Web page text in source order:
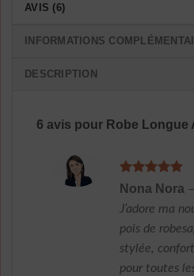
AVIS (6)
INFORMATIONS
DESCRIPTION
6 avis pour Robe Longue
Note5sur
Nona Nora –
J’adore ma
pois de
stylée,
pour toutes